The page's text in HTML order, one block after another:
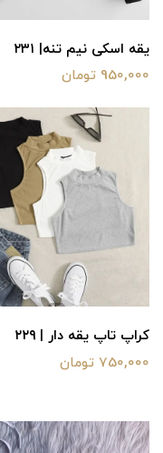
یقه اسکی نیم تنه| ۲۳۱
950,000 تومان
کراپ تاپ یقه دار | ۲۲۹
750,000 تومان